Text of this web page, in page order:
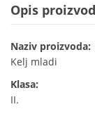
Opis
Naziv proizvoda:
Kelj mladi
Klasa:
II.